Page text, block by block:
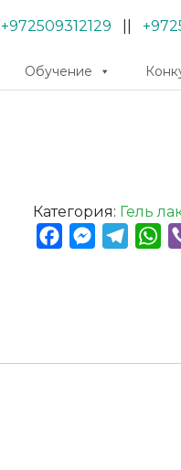
+972509312129
Обучение
Категория: Гель
FacebookMessenger